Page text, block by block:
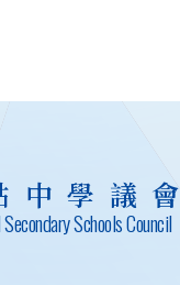
中學議會
Schools Council